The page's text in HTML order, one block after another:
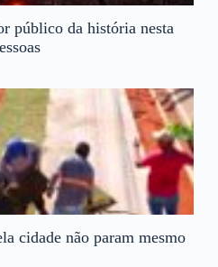
público da história nesta
cidade não param mesmo